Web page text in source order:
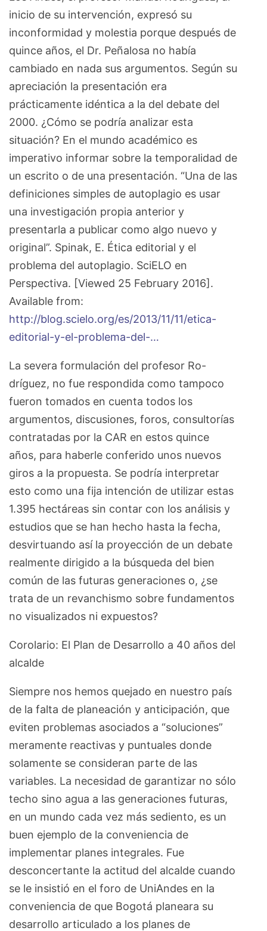
inicio de su intervención, expresó su
inconformidad y molestia porque después de
quince años, el Dr. Peñalosa no había
cambiado en nada sus argumentos. Según su
apreciación la presentación era
prácticamente idéntica a la del debate del
2000. ¿Cómo se podría analizar esta
situación? En el mundo académico es
imperativo informar sobre la temporalidad de
un escrito o de una presentación. “Una de las
definiciones simples de autoplagio es usar
una investigación propia anterior y
presentarla a publicar como algo nuevo y
original”. Spinak, E. Ética editorial y el
problema del autoplagio. SciELO en
Perspectiva. [Viewed 25 February 2016].
Available from:
http://blog.scielo.org/es/2013/11/11/etica-
editorial-y-el-problema-del-…
La severa formulación del profesor Ro-
dríguez, no fue respondida como tampoco
fueron tomados en cuenta todos los
argumentos, discusiones, foros, consultorías
contratadas por la CAR en estos quince
años, para haberle conferido unos nuevos
giros a la propuesta. Se podría interpretar
esto como una fija intención de utilizar estas
1.395 hectáreas sin contar con los análisis y
estudios que se han hecho hasta la fecha,
desvirtuando así la proyección de un debate
realmente dirigido a la búsqueda del bien
común de las futuras generaciones o, ¿se
trata de un revanchismo sobre fundamentos
no visualizados ni expuestos?
Corolario: El Plan de Desarrollo a 40 años del
alcalde
Siempre nos hemos quejado en nuestro país
de la falta de planeación y anticipación, que
eviten problemas asociados a “soluciones”
meramente reactivas y puntuales donde
solamente se consideran parte de las
variables. La necesidad de garantizar no sólo
techo sino agua a las generaciones futuras,
en un mundo cada vez más sediento, es un
buen ejemplo de la conveniencia de
implementar planes integrales. Fue
desconcertante la actitud del alcalde cuando
se le insistió en el foro de UniAndes en la
conveniencia de que Bogotá planeara su
desarrollo articulado a los planes de